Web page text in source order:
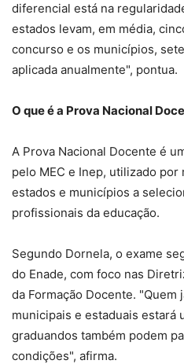
diferencial está na
estados levam, em média,
concurso e os municípios,
aplicada anualmente", pontua.
O que é a Prova Nacional
A Prova Nacional Docente é
pelo MEC e Inep, utilizado
estados e municípios a
profissionais da educação.
Segundo Dornela, o exame
do Enade, com foco nas
da Formação Docente. "Quem
municipais e estaduais estará
graduandos também podem
condições", afirma.